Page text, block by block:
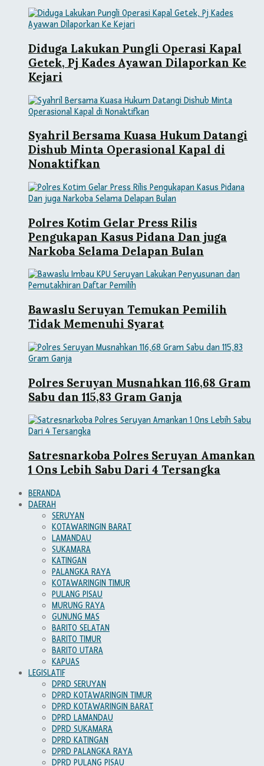
Diduga Lakukan Pungli Operasi Kapal
Getek, Pj Kades Ayawan Dilaporkan Ke
Kejari
Syahril Bersama Kuasa Hukum Datangi
Dishub Minta Operasional Kapal di
Nonaktifkan
Polres Kotim Gelar Press Rilis
Pengukapan Kasus Pidana Dan juga
Narkoba Selama Delapan Bulan
Bawaslu Seruyan Temukan Pemilih
Tidak Memenuhi Syarat
Polres Seruyan Musnahkan 116,68 Gram
Sabu dan 115,83 Gram Ganja
Satresnarkoba Polres Seruyan Amankan
1 Ons Lebih Sabu Dari 4 Tersangka
BERANDA
DAERAH
SERUYAN
KOTAWARINGIN BARAT
LAMANDAU
SUKAMARA
KATINGAN
PALANGKA RAYA
KOTAWARINGIN TIMUR
PULANG PISAU
MURUNG RAYA
GUNUNG MAS
BARITO SELATAN
BARITO TIMUR
BARITO UTARA
KAPUAS
LEGISLATIF
DPRD SERUYAN
DPRD KOTAWARINGIN TIMUR
DPRD KOTAWARINGIN BARAT
DPRD LAMANDAU
DPRD SUKAMARA
DPRD KATINGAN
DPRD PALANGKA RAYA
DPRD PULANG PISAU